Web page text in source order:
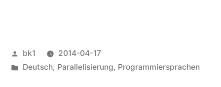
Veröffentlicht
von
bk1
2014-04-17
Veröffentlicht
Deutsch, Parallelisierung, Programmiersprachen